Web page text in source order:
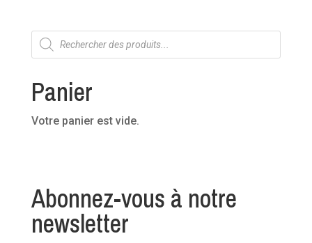
Recherche
de
produits
Panier
Votre panier est vide.
Abonnez-vous à notre
newsletter